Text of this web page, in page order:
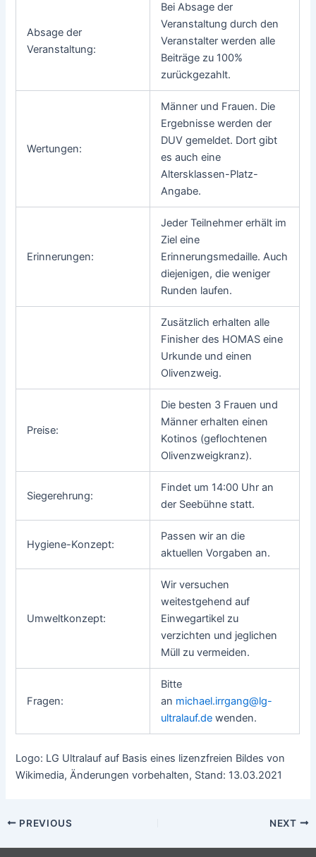
Absage der
Veranstaltung:
Bei Absage der
Veranstaltung durch den
Veranstalter werden alle
Beiträge zu 100%
zurückgezahlt.
Wertungen:
Männer und Frauen. Die
Ergebnisse werden der
DUV gemeldet. Dort gibt
es auch eine
Altersklassen-Platz-
Angabe.
Erinnerungen:
Jeder Teilnehmer erhält im
Ziel eine
Erinnerungsmedaille. Auch
diejenigen, die weniger
Runden laufen.
Zusätzlich erhalten alle
Finisher des HOMAS eine
Urkunde und einen
Olivenzweig.
Preise:
Die besten 3 Frauen und
Männer erhalten einen
Kotinos (geflochtenen
Olivenzweigkranz).
Siegerehrung:
Findet um 14:00 Uhr an
der Seebühne statt.
Hygiene-Konzept:
Passen wir an die
aktuellen Vorgaben an.
Umweltkonzept:
Wir versuchen
weitestgehend auf
Einwegartikel zu
verzichten und jeglichen
Müll zu vermeiden.
Fragen:
Bitte
an michael.irrgang@lg-
ultralauf.de wenden.
Logo: LG Ultralauf auf Basis eines lizenzfreien Bildes von
Wikimedia, Änderungen vorbehalten, Stand: 13.03.2021
PostPREVIOUS NEXT